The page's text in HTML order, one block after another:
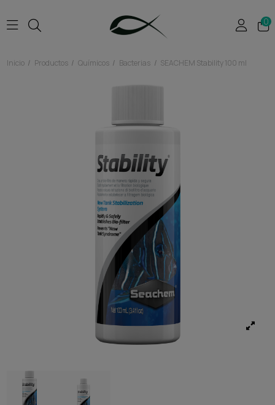
0
Inicio Productos Químicos Bacterias SEACHEM Stability 100 ml